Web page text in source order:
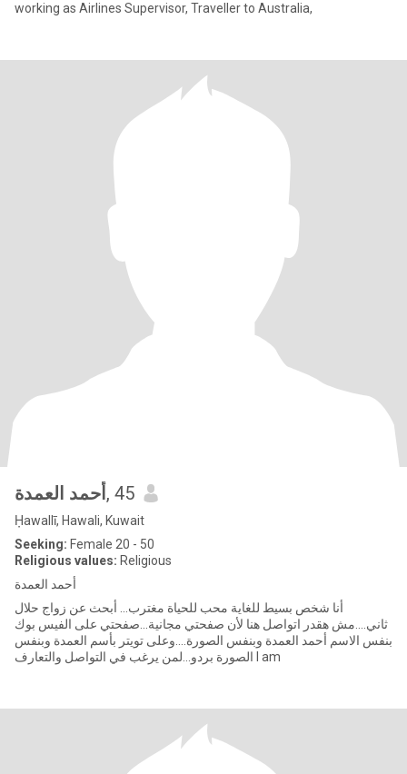
working as Airlines Supervisor, Traveller to Australia,
أحمد العمدة , 45
Ḥawallī, Hawali, Kuwait
Seeking: Female 20 - 50
Religious values: Religious
أحمد العمدة
أنا شخص بسيط للغاية محب للحياة مغترب... أبحث عن زواج حلال
ثاني....مش هقدر اتواصل هنا لأن صفحتي مجانية...صفحتي على الفيس بوك
بنفس الاسم أحمد العمدة وبنفس الصورة....وعلى تويتر بأسم العمدة وبنفس
الصورة بردو...لمن يرغب في التواصل والتعارف I am